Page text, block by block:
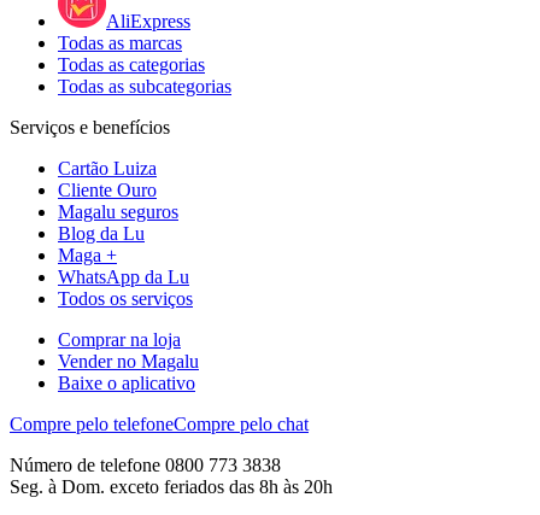
AliExpress
Todas as marcas
Todas as categorias
Todas as subcategorias
Serviços e benefícios
Cartão Luiza
Cliente Ouro
Magalu seguros
Blog da Lu
Maga +
WhatsApp da Lu
Todos os serviços
Comprar na loja
Vender no Magalu
Baixe o aplicativo
Compre pelo telefoneCompre pelo chat
Número de telefone 0800 773 3838
Seg. à Dom. exceto feriados das 8h às 20h